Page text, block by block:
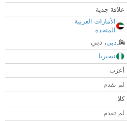
علاقة جدية
الأمارات العربية
المتحدة
دبي، دبي
نيجيريا
أعزب
لم تقدم
كلا
لم تقدم